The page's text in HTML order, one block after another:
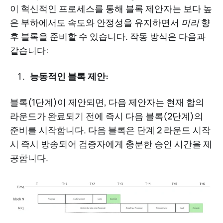
이 혁신적인 프로세스를 통해 블록 제안자는 보다 높
은 부하에서도 속도와 안정성을 유지하면서 미리향
후 블록을 준비할 수 있습니다. 작동 방식은 다음과
같습니다:
능동적인 블록 제안:
블록(1단계)이 제안되면, 다음 제안자는 현재 합의
라운드가 완료되기 전에 즉시 다음 블록(2단계)의
준비를 시작합니다. 다음 블록은 단계 2 라운드 시작
시 즉시 방송되어 검증자에게 충분한 승인 시간을 제
공합니다.